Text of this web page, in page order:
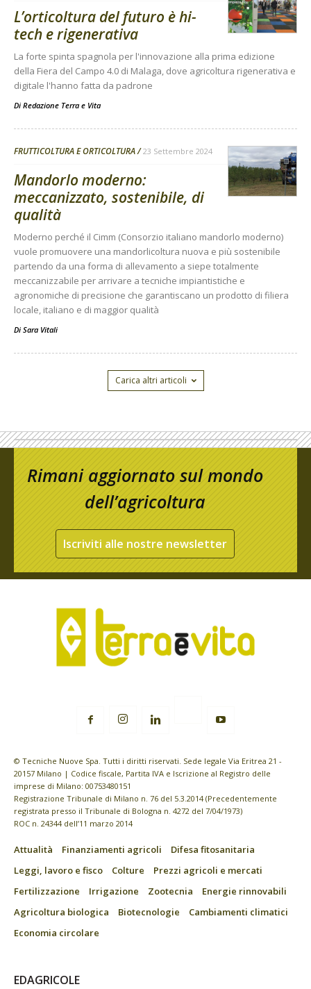
L’orticoltura del futuro è hi-
tech e rigenerativa
La forte spinta spagnola per l'innovazione alla prima edizione
della Fiera del Campo 4.0 di Malaga, dove agricoltura rigenerativa e
digitale l'hanno fatta da padrone
Di Redazione Terra e Vita
FRUTTICOLTURA E ORTICOLTURA 23 Settembre 2024
Mandorlo moderno:
meccanizzato, sostenibile, di
qualità
Moderno perché il Cimm (Consorzio italiano mandorlo moderno)
vuole promuovere una mandorlicoltura nuova e più sostenibile
partendo da una forma di allevamento a siepe totalmente
meccanizzabile per arrivare a tecniche impiantistiche e
agronomiche di precisione che garantiscano un prodotto di filiera
locale, italiano e di maggior qualità
Di Sara Vitali
Carica altri articoli
Rimani aggiornato sul mondo
dell’agricoltura
Iscriviti alle nostre newsletter
© Tecniche Nuove Spa. Tutti i diritti riservati. Sede legale Via Eritrea 21 -
20157 Milano | Codice fiscale, Partita IVA e Iscrizione al Registro delle
imprese di Milano: 00753480151
Registrazione Tribunale di Milano n. 76 del 5.3.2014 (Precedentemente
registrata presso il Tribunale di Bologna n. 4272 del 7/04/1973)
ROC n. 24344 dell’11 marzo 2014
Attualità Finanziamenti agricoli
Difesa fitosanitaria
Leggi, lavoro e fisco
Colture
Prezzi agricoli e mercati
Fertilizzazione
Irrigazione Zootecnia
Energie rinnovabili
Agricoltura biologica
Biotecnologie
Cambiamenti climatici
Economia circolare
EDAGRICOLE